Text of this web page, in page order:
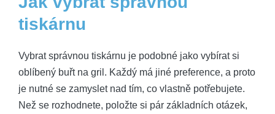
tiskárnu
Vybrat správnou tiskárnu je podobné jako ‍vybírat si
oblíbený buřt na ⁢gril. Každý ​má jiné⁤ preference, ⁣a proto
je ​nutné se zamyslet⁤ nad tím, ⁢co vlastně potřebujete.
Než se rozhodnete, položte si pár‍ základních otázek, ​